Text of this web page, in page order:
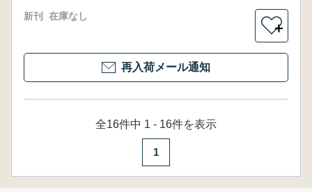
新刊 在庫なし
＋
再入荷メール通知
全16件中 1 - 16件を表示
1